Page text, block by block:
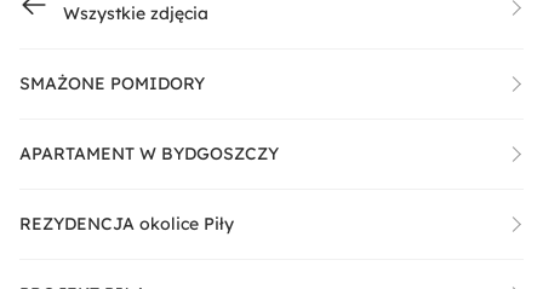
Wszystkie zdjęcia
SMAŻONE POMIDORY
APARTAMENT W BYDGOSZCZY
REZYDENCJA okolice Piły